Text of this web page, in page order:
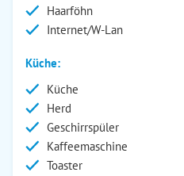
Haarföhn
Internet/W-Lan
Küche:
Küche
Herd
Geschirrspüler
Kaffeemaschine
Toaster